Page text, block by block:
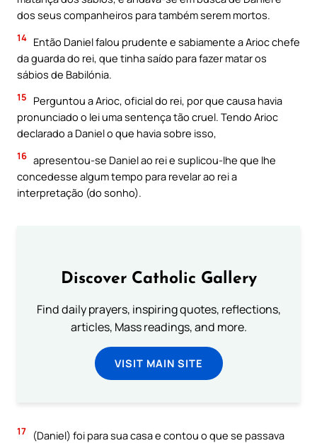
dos seus companheiros para também serem mortos.
14 Então Daniel falou prudente e sabiamente a Arioc chefe
da guarda do rei, que tinha saído para fazer matar os
sábios de Babilónia.
15
Perguntou a Arioc, oficial do rei, por que causa havia
pronunciado o lei uma sentença tão cruel. Tendo Arioc
declarado a Daniel o que havia sobre isso,
16 apresentou-se Daniel ao rei e suplicou-lhe que lhe
concedesse algum tempo para revelar ao rei a
interpretação (do sonho).
Discover Catholic Gallery
Find daily prayers, inspiring quotes, reflections,
articles, Mass readings, and more.
VISIT MAIN SITE
17
(Daniel) foi para sua casa e contou o que se passava